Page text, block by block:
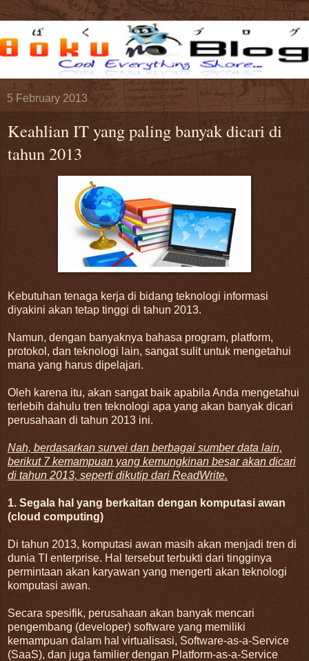
5 February 2013
Keahlian IT yang paling banyak dicari di
tahun 2013
Kebutuhan tenaga kerja di bidang teknologi informasi
diyakini akan tetap tinggi di tahun 2013.
Namun, dengan banyaknya bahasa program, platform,
protokol, dan teknologi lain, sangat sulit untuk mengetahui
mana yang harus dipelajari.
Oleh karena itu, akan sangat baik apabila Anda mengetahui
terlebih dahulu tren teknologi apa yang akan banyak dicari
perusahaan di tahun 2013 ini.
Nah, berdasarkan survei dan berbagai sumber data lain,
berikut 7 kemampuan yang kemungkinan besar akan dicari
di tahun 2013, seperti dikutip dari ReadWrite.
1. Segala hal yang berkaitan dengan komputasi awan
(cloud computing)
Di tahun 2013, komputasi awan masih akan menjadi tren di
dunia TI enterprise. Hal tersebut terbukti dari tingginya
permintaan akan karyawan yang mengerti akan teknologi
komputasi awan.
Secara spesifik, perusahaan akan banyak mencari
pengembang (developer) software yang memiliki
kemampuan dalam hal virtualisasi, Software-as-a-Service
(SaaS), dan juga familier dengan Platform-as-a-Service